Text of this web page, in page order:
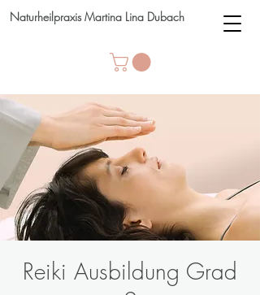
Naturheilpraxis Martina Lina Dubach
Reiki Ausbildung Grad